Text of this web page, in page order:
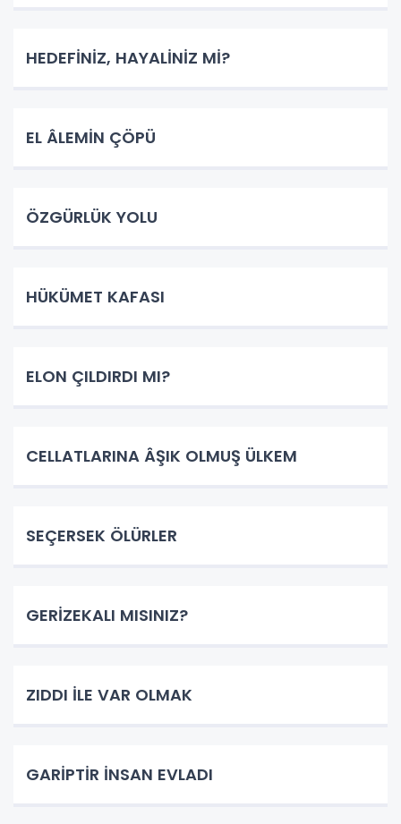
HEDEFİNİZ, HAYALİNİZ Mİ?
EL ÂLEMİN ÇÖPÜ
ÖZGÜRLÜK YOLU
HÜKÜMET KAFASI
ELON ÇILDIRDI MI?
CELLATLARINA ÂŞIK OLMUŞ ÜLKEM
SEÇERSEK ÖLÜRLER
GERİZEKALI MISINIZ?
ZIDDI İLE VAR OLMAK
GARİPTİR İNSAN EVLADI